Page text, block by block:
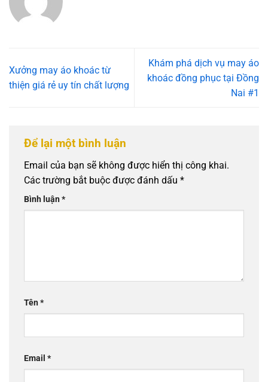
Xưởng may áo khoác từ
thiện giá rẻ uy tín chất lượng
Khám phá dịch vụ may áo
khoác đồng phục tại Đồng
Nai #1
Để lại một bình luận
Email của bạn sẽ không được hiển thị công khai.
Các trường bắt buộc được đánh dấu *
Bình luận*
Tên*
Email *